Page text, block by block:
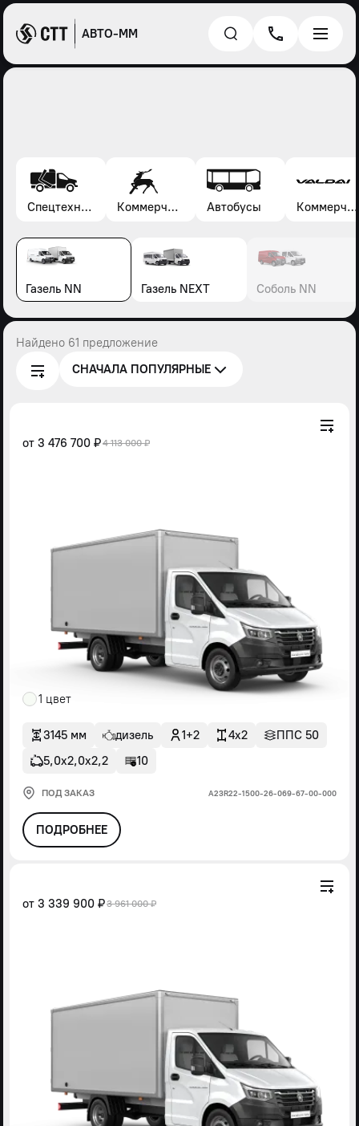
АВТО-ММ
Спецтехника* Коммерческие автомобили Газель, Соболь, Газон Автобусы Коммерческие автомобили Валдай
Газель NN Газель NEXT Соболь NN
Найдено 61 предложение
СНАЧАЛА ПОПУЛЯРНЫЕ
от 3 476 700 ₽4 113 000 ₽
1 цвет
3145 мм дизель 1+2 4x2
ППС 50
5,0х2,0х2,2
10
ПОД ЗАКАЗ А23R22-1500-26-069-67-00-000
ПОДРОБНЕЕ
от 3 339 900 ₽3 961 000 ₽